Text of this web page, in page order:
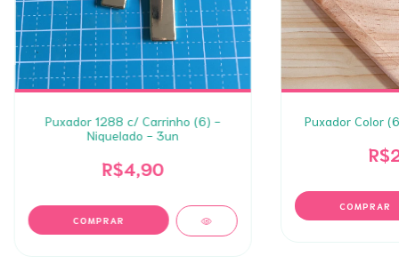
Puxador 1288 c/ Carrinho (6) -
Niquelado - 3un
R$4,90
Puxador Color